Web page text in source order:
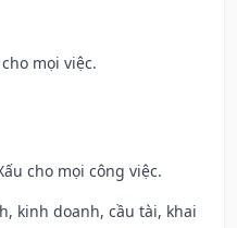
mọi việc.
cho mọi công việc.
kinh doanh, cầu tài, khai